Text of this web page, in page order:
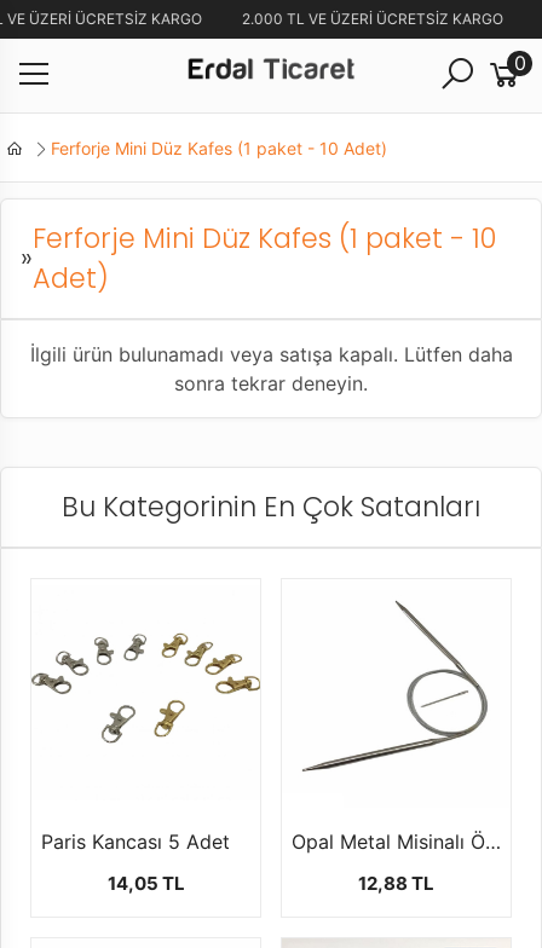
ÜZERİ ÜCRETSİZ KARGO 2.000 TL VE ÜZERİ ÜCRETSİZ KARGO
0
Ferforje Mini Düz Kafes (1 paket - 10 Adet)
»
Ferforje Mini Düz Kafes (1 paket - 10
Adet)
İlgili ürün bulunamadı veya satışa kapalı. Lütfen daha
sonra tekrar deneyin.
Bu Kategorinin En Çok Satanları
Paris Kancası 5 Adet
14,05 TL
Opal Metal Misinalı Örgü Şişi (100 Cm)
12,88 TL